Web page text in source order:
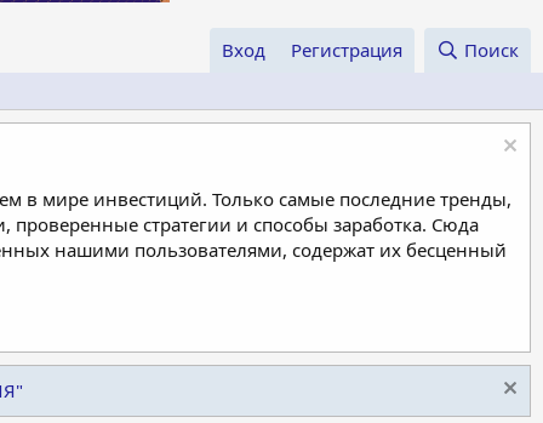
Вход Регистрация Поиск
в мире инвестиций. Только самые последние тренды,
стратегии и способы заработка. Сюда
нашими пользователями, содержат их бесценный